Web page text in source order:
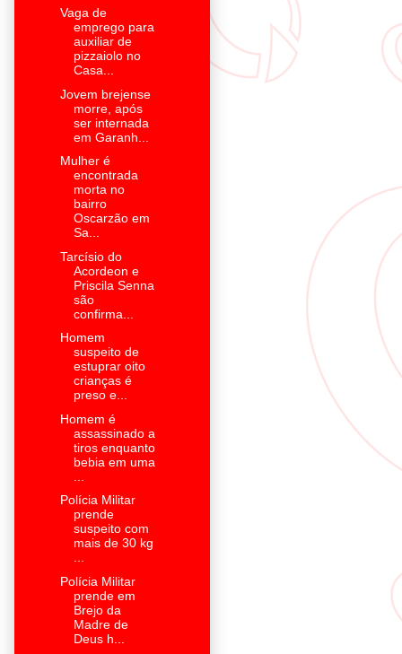
Vaga de
emprego para
auxiliar de
pizzaiolo no
Casa...
Jovem brejense
morre, após
ser internada
em Garanh...
Mulher é
encontrada
morta no
bairro
Oscarzão em
Sa...
Tarcísio do
Acordeon e
Priscila Senna
são
confirma...
Homem
suspeito de
estuprar oito
crianças é
preso e...
Homem é
assassinado a
tiros enquanto
bebia em uma
Polícia Militar
prende
suspeito com
mais de 30 kg
...
Polícia Militar
prende em
Brejo da
Madre de
Deus h...